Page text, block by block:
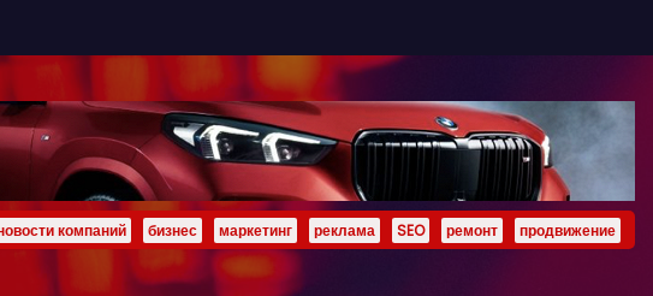
компаний бизнес маркетинг реклама SEO ремонт продвижение